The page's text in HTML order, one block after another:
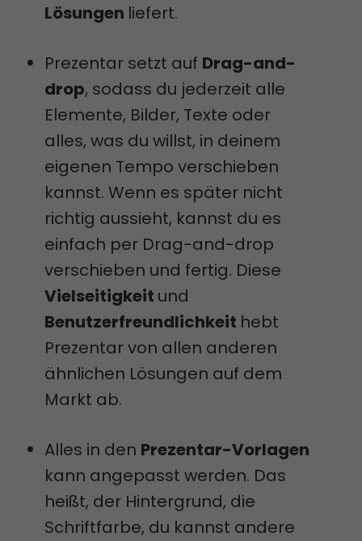
Lösungen liefert.
Prezentar setzt auf Drag-and-
drop, sodass du jederzeit alle
Elemente, Bilder, Texte oder
alles, was du willst, in deinem
eigenen Tempo verschieben
kannst. Wenn es später nicht
richtig aussieht, kannst du es
einfach per Drag-and-drop
verschieben und fertig. Diese
Vielseitigkeit und
Benutzerfreundlichkeit hebt
Prezentar von allen anderen
ähnlichen Lösungen auf dem
Markt ab.
Alles in den Prezentar-Vorlagen
kann angepasst werden. Das
heißt, der Hintergrund, die
Schriftfarbe, du kannst andere